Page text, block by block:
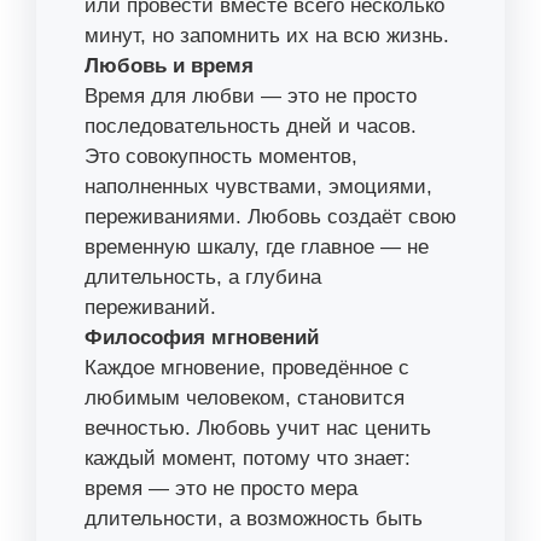
или провести вместе всего несколько
минут, но запомнить их на всю жизнь.
Любовь и время
Время для любви — это не просто
последовательность дней и часов.
Это совокупность моментов,
наполненных чувствами, эмоциями,
переживаниями. Любовь создаёт свою
временную шкалу, где главное — не
длительность, а глубина
переживаний.
Философия мгновений
Каждое мгновение, проведённое с
любимым человеком, становится
вечностью. Любовь учит нас ценить
каждый момент, потому что знает:
время — это не просто мера
длительности, а возможность быть